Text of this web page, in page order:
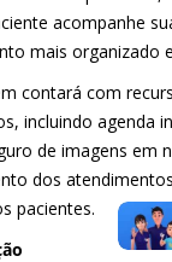
acompanhe
mais organizado
contará com
incluindo agenda
de imagens em
dos
pacientes.